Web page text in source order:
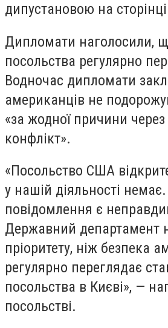
дипустановою на
Дипломати наголосили,
посольства регулярно
Водночас дипломати
американців не
«за жодної причини
конфлікт».
«Посольство США
у нашій діяльності немає.
повідомлення є
Державний департамент
пріоритету, ніж безпека
регулярно переглядає
посольства в Києві», —
посольстві.